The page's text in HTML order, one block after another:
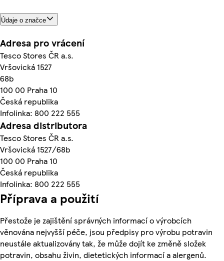
Údaje o značce
Adresa pro vrácení
Tesco Stores ČR a.s.
Vršovická 1527
68b
100 00 Praha 10
Česká republika
Infolinka: 800 222 555
Adresa distributora
Tesco Stores ČR a.s.
Vršovická 1527/68b
100 00 Praha 10
Česká republika
Infolinka: 800 222 555
Příprava a použití
Přestože je zajištění správných informací o výrobcích
věnována nejvyšší péče, jsou předpisy pro výrobu potravin
neustále aktualizovány tak, že může dojít ke změně složek
potravin, obsahu živin, dietetických informací a alergenů.